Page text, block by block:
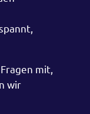
mit,
wir